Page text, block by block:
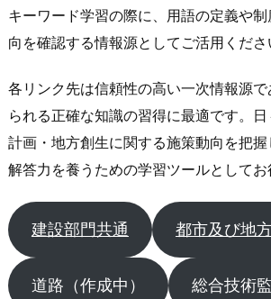
キーワード学習の際に、用語の定義や
向を確認する情報源としてご活用くださ
各リンク先は信頼性の高い一次情報源
られる正確な知識の習得に最適です。
計画・地方創生に関する施策動向を把
解答力を養うための学習ツールとしてお
建設部門共通 都市及び地
道路（作成中） 総合技術